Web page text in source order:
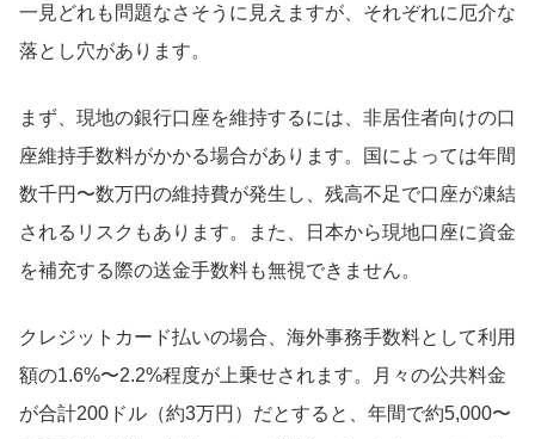
一見どれも問題なさそうに見えますが、それぞれに厄介な
落とし穴があります。
まず、現地の銀行口座を維持するには、非居住者向けの口
座維持手数料がかかる場合があります。国によっては年間
数千円〜数万円の維持費が発生し、残高不足で口座が凍結
されるリスクもあります。また、日本から現地口座に資金
を補充する際の送金手数料も無視できません。
クレジットカード払いの場合、海外事務手数料として利用
額の1.6%〜2.2%程度が上乗せされます。月々の公共料金
が合計200ドル（約3万円）だとすると、年間で約5,000〜